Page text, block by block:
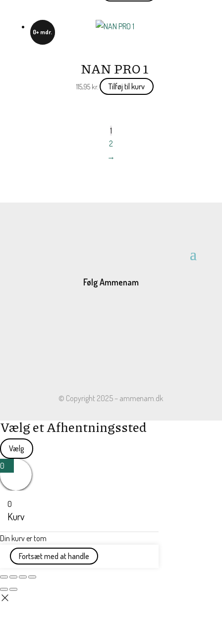
0+ mdr.
NAN PRO 1
115,95 kr. Tilføj til kurv
1
2
→
Følg Ammenam
© Copyright 2025 – ammenam.dk
Vælg et Afhentningssted
Vælg
0
0
Kurv
Din kurv er tom
Fortsæt med at handle